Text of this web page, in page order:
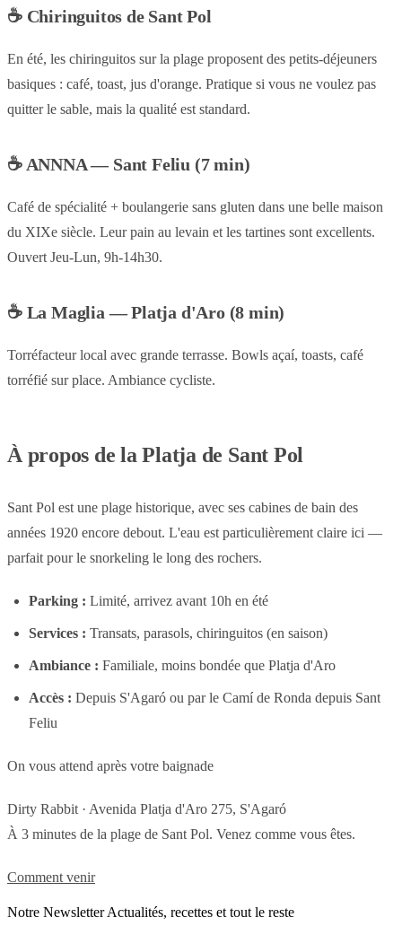
☕ Chiringuitos de Sant Pol
En été, les chiringuitos sur la plage proposent des petits-déjeuners
basiques : café, toast, jus d'orange. Pratique si vous ne voulez pas
quitter le sable, mais la qualité est standard.
☕ ANNNA — Sant Feliu (7 min)
Café de spécialité + boulangerie sans gluten dans une belle maison
du XIXe siècle. Leur pain au levain et les tartines sont excellents.
Ouvert Jeu-Lun, 9h-14h30.
☕ La Maglia — Platja d'Aro (8 min)
Torréfacteur local avec grande terrasse. Bowls açaí, toasts, café
torréfié sur place. Ambiance cycliste.
À propos de la Platja de Sant Pol
Sant Pol est une plage historique, avec ses cabines de bain des
années 1920 encore debout. L'eau est particulièrement claire ici —
parfait pour le snorkeling le long des rochers.
Parking : Limité, arrivez avant 10h en été
Services : Transats, parasols, chiringuitos (en saison)
Ambiance : Familiale, moins bondée que Platja d'Aro
Accès : Depuis S'Agaró ou par le Camí de Ronda depuis Sant
Feliu
On vous attend après votre baignade
Dirty Rabbit · Avenida Platja d'Aro 275, S'Agaró
À 3 minutes de la plage de Sant Pol. Venez comme vous êtes.
Comment venir
Notre Newsletter Actualités, recettes et tout le reste